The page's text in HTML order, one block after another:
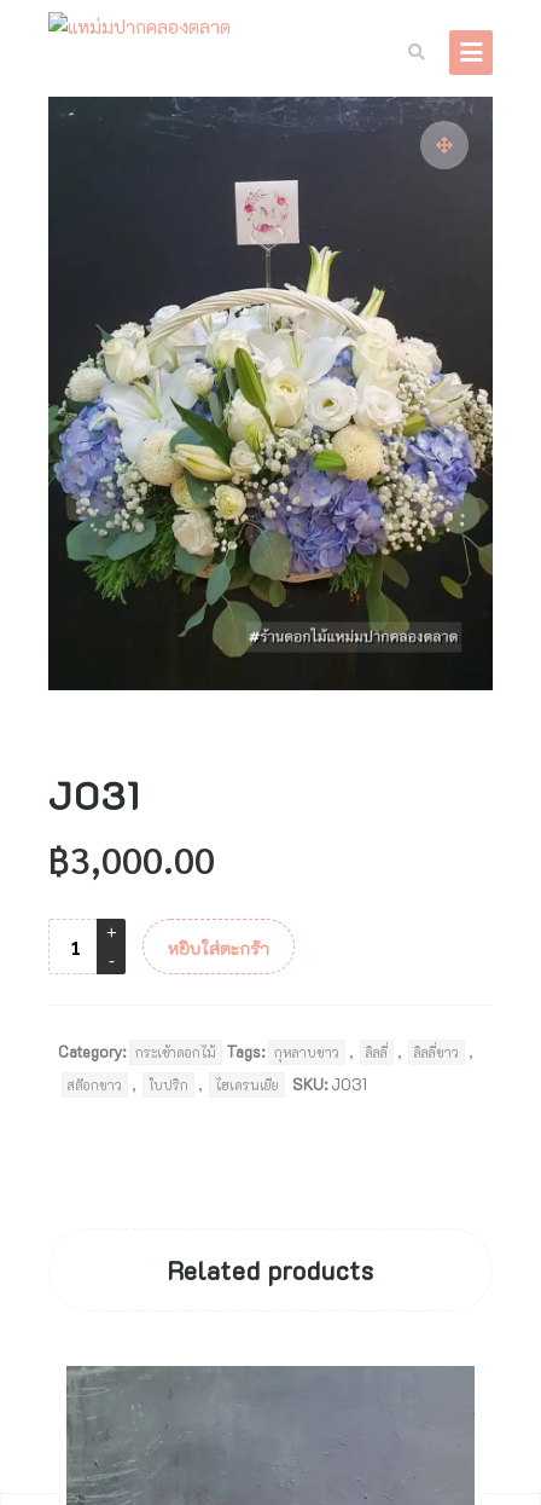
J031
฿3,000.00
หยิบใส่ตะกร้า
Category: กระเช้าดอกไม้ Tags: กุหลาบขาว , ลิลลี่ , ลิลลี่ขาว ,
สต๊อกขาว , ใบปริก , ไฮเดรนเยีย SKU:J031
Related products